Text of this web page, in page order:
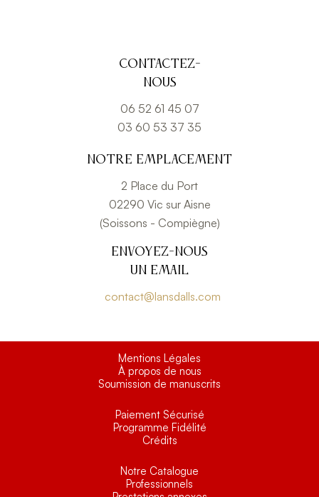
Contactez-
nous
06 52 61 45 07
03 60 53 37 35
Notre emplacement
2 Place du Port
02290 Vic sur Aisne
(Soissons - Compiègne)
Envoyez-nous
un email
contact@lansdalls.com
Mentions Légales
À propos de nous
Soumission de manuscrits
Paiement Sécurisé
Programme Fidélité
Crédits
Notre Catalogue
Professionnels